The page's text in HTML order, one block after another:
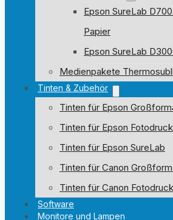
Epson SureLab
Papier
Epson SureLab
Medienpakete
Tinten & Zubehör
Tinten für Epson
Tinten für Epson
Tinten für Epson SureLab
Tinten für Canon
Tinten für Canon
Software
Monitore und Lampen